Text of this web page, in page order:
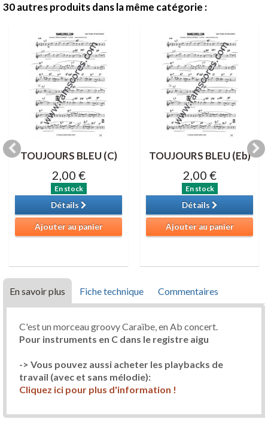
30 autres produits dans la même catégorie :
TOUJOURS BLEU (C)
2,00 €
En stock
Détails
Ajouter au panier
TOUJOURS BLEU (Eb)
2,00 €
En stock
Détails
Ajouter au panier
En savoir plus Fiche technique Commentaires
C'est un morceau groovy Caraïbe, en Ab concert.
Pour instruments en C dans le registre aigu
-> Vous pouvez aussi acheter les playbacks de
travail (avec et sans mélodie):
Cliquez ici pour plus d'information !